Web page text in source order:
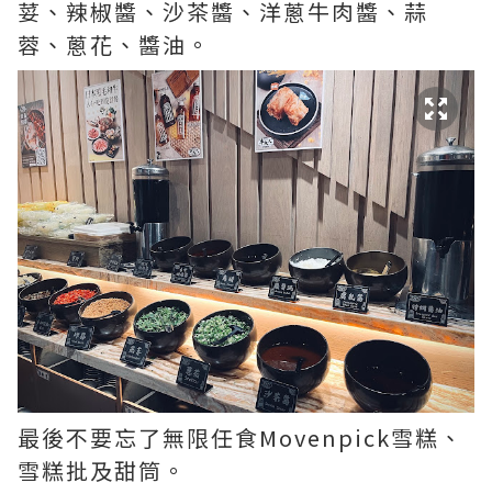
荽、辣椒醬、沙茶醬、洋蔥牛肉醬、蒜
蓉、蔥花、醬油。
最後不要忘了無限任食Movenpick雪糕、
雪糕批及甜筒。